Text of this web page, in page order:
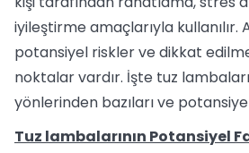
iyileştirme amaçlarıyla kullanılır.
potansiyel riskler ve dikkat
noktalar vardır. İşte tuz
yönlerinden bazıları ve
Tuz lambalarının Potansiyel